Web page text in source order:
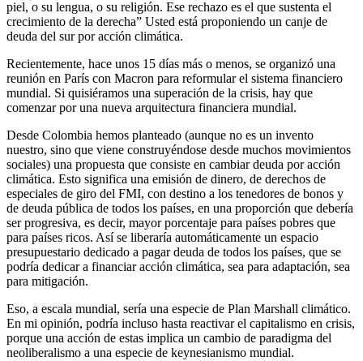
piel, o su lengua, o su religión. Ese rechazo es el que sustenta el
crecimiento de la derecha” Usted está proponiendo un canje de
deuda del sur por acción climática.
Recientemente, hace unos 15 días más o menos, se organizó una
reunión en París con Macron para reformular el sistema financiero
mundial. Si quisiéramos una superación de la crisis, hay que
comenzar por una nueva arquitectura financiera mundial.
Desde Colombia hemos planteado (aunque no es un invento
nuestro, sino que viene construyéndose desde muchos movimientos
sociales) una propuesta que consiste en cambiar deuda por acción
climática. Esto significa una emisión de dinero, de derechos de
especiales de giro del FMI, con destino a los tenedores de bonos y
de deuda pública de todos los países, en una proporción que debería
ser progresiva, es decir, mayor porcentaje para países pobres que
para países ricos. Así se liberaría automáticamente un espacio
presupuestario dedicado a pagar deuda de todos los países, que se
podría dedicar a financiar acción climática, sea para adaptación, sea
para mitigación.
Eso, a escala mundial, sería una especie de Plan Marshall climático.
En mi opinión, podría incluso hasta reactivar el capitalismo en crisis,
porque una acción de estas implica un cambio de paradigma del
neoliberalismo a una especie de keynesianismo mundial.